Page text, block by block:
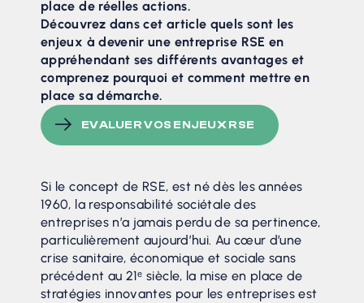
place de réelles actions.
Découvrez dans cet article quels sont les
enjeux à devenir une entreprise RSE en
appréhendant ses différents avantages et
comprenez pourquoi et comment mettre en
place sa démarche.
EVALUER VOS ENJEUX RSE
Si le concept de RSE, est né dès les années
1960, la responsabilité sociétale des
entreprises n’a jamais perdu de sa pertinence,
particulièrement aujourd’hui. Au cœur d’une
crise sanitaire, économique et sociale sans
précédent au 21ᵉ siècle, la mise en place de
stratégies innovantes pour les entreprises est